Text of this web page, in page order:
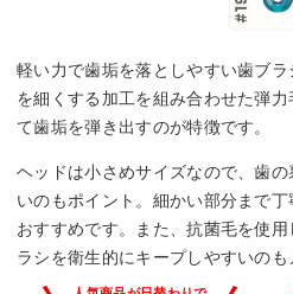
軽い力で歯垢を落としやすい歯ブ
を細くする加工を組み合わせた弾
て歯垢を弾き出すのが特徴です。
ヘッドは小さめサイズなので、歯
いのもポイント。細かい部分まで
おすすめです。また、抗菌毛を使
ラシを衛生的にキープしやすいのも